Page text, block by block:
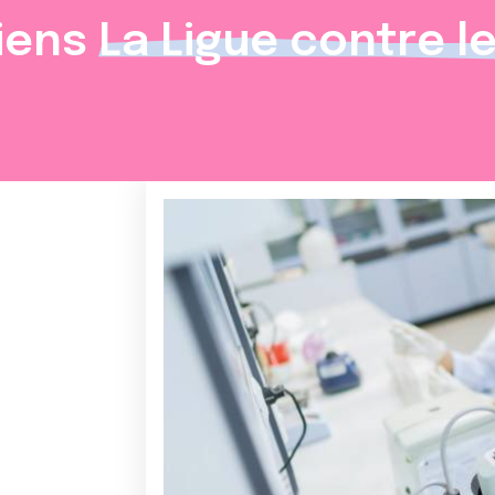
La Ligue contre